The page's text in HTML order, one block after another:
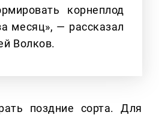
корнеплод
месяц», — рассказал
Волков.
поздние сорта. Для